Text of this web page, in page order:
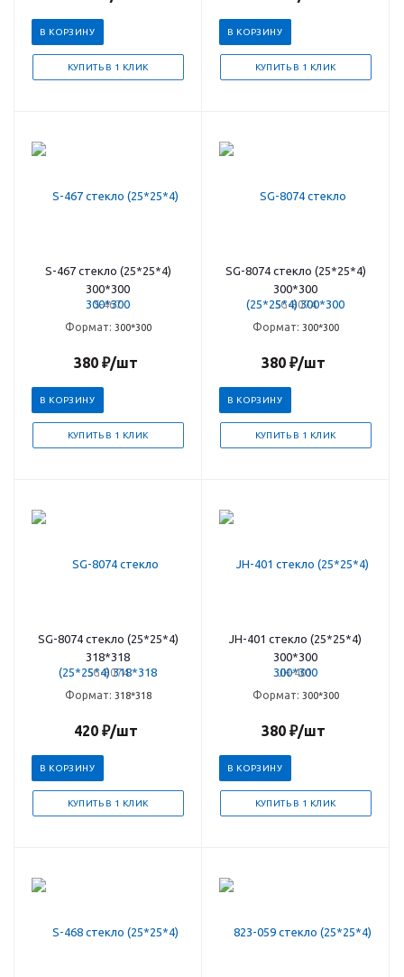
В КОРЗИНУ
КУПИТЬ В 1 КЛИК
В КОРЗИНУ
КУПИТЬ В 1 КЛИК
S-467 стекло (25*25*4)
300*300
S-467
Формат: 300*300
380 ₽/шт
В КОРЗИНУ
КУПИТЬ В 1 КЛИК
SG-8074 стекло (25*25*4)
300*300
SG-8074
Формат: 300*300
380 ₽/шт
В КОРЗИНУ
КУПИТЬ В 1 КЛИК
SG-8074 стекло (25*25*4)
318*318
SG-8074
Формат: 318*318
420 ₽/шт
В КОРЗИНУ
КУПИТЬ В 1 КЛИК
JH-401 стекло (25*25*4)
300*300
JH-401
Формат: 300*300
380 ₽/шт
В КОРЗИНУ
КУПИТЬ В 1 КЛИК